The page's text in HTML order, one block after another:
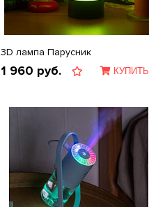
3D лампа Парусник
1 960 руб. КУПИТЬ